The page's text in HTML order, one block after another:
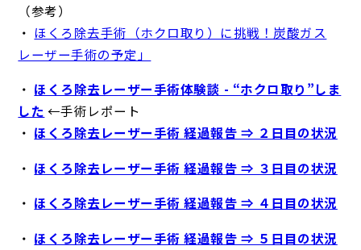
（参考）
・ ほくろ除去手術（ホクロ取り）に挑戦！炭酸ガス
レーザー手術の予定」
・ ほくろ除去レーザー手術体験談 - “ホクロ取り”しま
した ←手術レポート
・ ほくろ除去レーザー手術 経過報告 ⇒ ２日目の状況
・ ほくろ除去レーザー手術 経過報告 ⇒ ３日目の状況
・ ほくろ除去レーザー手術 経過報告 ⇒ ４日目の状況
・ ほくろ除去レーザー手術 経過報告 ⇒ ５日目の状況